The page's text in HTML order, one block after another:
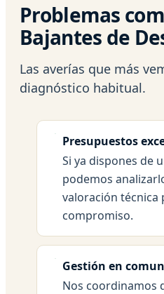
Problemas
Bajantes de
Las averías que más
diagnóstico habitual.
Presupuestos
Si ya dispones de
podemos
valoración técnica
compromiso.
Gestión en
Nos coordinamos